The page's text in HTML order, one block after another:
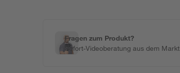
Fragen zum Produkt?
Sofort-Videoberatung aus dem Markt